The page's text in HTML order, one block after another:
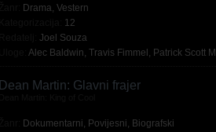
Drama, Vestern
12
Joel Souza
Alec Baldwin, Travis Fimmel , Patrick Scott
Dean Martin: Glavni frajer
Dokumentarni, Povijesni, Biografski